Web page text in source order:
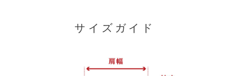
サイズガイド